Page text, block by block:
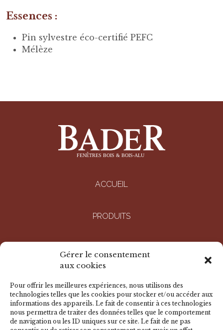
Gérer le consentement
aux cookies
Pour offrir les meilleures expériences, nous utilisons des
technologies telles que les cookies pour stocker et/ou accéder aux
informations des appareils. Le fait de consentir à ces technologies
nous permettra de traiter des données telles que le comportement
de navigation ou les ID uniques sur ce site. Le fait de ne pas
Essences :
Pin sylvestre éco-certifié PEFC
Mélèze
ACCUEIL
PRODUITS
DOCUMENTS